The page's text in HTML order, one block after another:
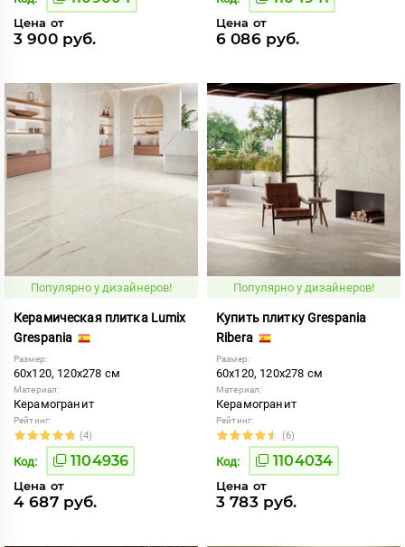
Цена от
3 900 руб.
Цена от
6 086 руб.
Популярно у дизайнеров!
Керамическая плитка Lumix
Grespania
Размер:
60x120, 120x278 см
Материал:
Керамогранит
Рейтинг:
(4)
Код: 1104936
Цена от
4 687 руб.
Популярно у дизайнеров!
Купить плитку Grespania
Ribera
Размер:
60x120, 120x278 см
Материал:
Керамогранит
Рейтинг:
(6)
Код: 1104034
Цена от
3 783 руб.